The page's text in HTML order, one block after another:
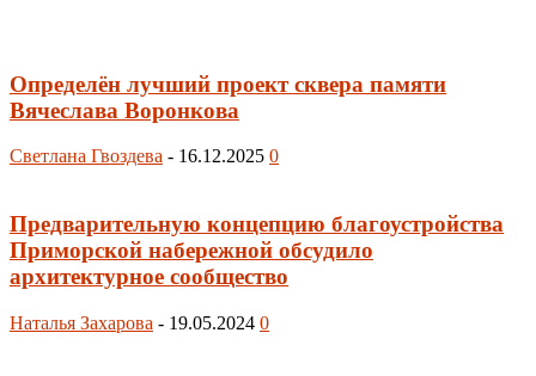
Определён лучший проект сквера памяти
Вячеслава Воронкова
Светлана Гвоздева - 16.12.2025 0
Предварительную концепцию благоустройства
Приморской набережной обсудило
архитектурное сообщество
Наталья Захарова - 19.05.2024 0